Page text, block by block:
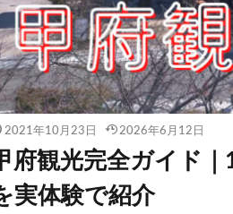
2021年10月23日 2026年6月12日
府観光完全ガイド
実体験で紹介